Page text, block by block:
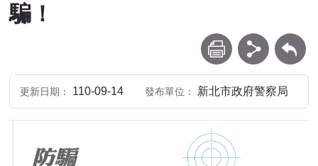
騙！
列印 分享 回上一頁
更新日期 110-09-14 發布單位 新北市政府警察局